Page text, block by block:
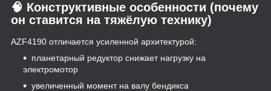
🧠 Конструктивные особенности (почему
он ставится на тяжёлую технику)
AZF4190 отличается усиленной архитектурой:
планетарный редуктор снижает нагрузку на
электромотор
увеличенный момент на валу бендикса